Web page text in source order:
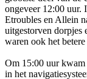
ongeveer 12:00 uur.
Etroubles en Allein
uitgestorven dorpjes
waren ook het
Om 15:00 uur kwam
in het